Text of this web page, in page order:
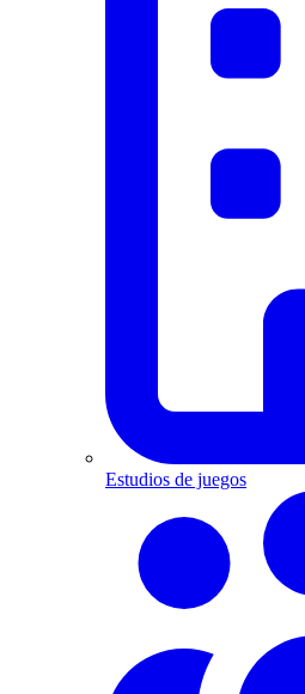
Estudios de juegos